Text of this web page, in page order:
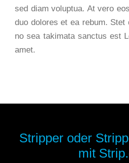
sed diam voluptua. At vero
duo dolores et ea rebum. Stet
no sea takimata sanctus est
amet.
Stripper oder
mit